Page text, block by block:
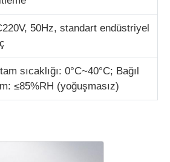
50Hz, standart endüstriyel
sıcaklığı: 0°C~40°C; Bağıl
≤85%RH (yoğuşmasız)